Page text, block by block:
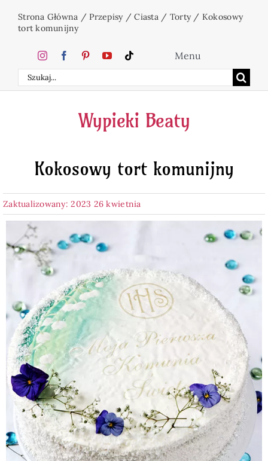
Strona Główna /Przepisy/Ciasta/ Torty/ Kokosowy
tort komunijny
Szukaj
Menu
Home
Ciasta
Desery
Napoje
Pieczywo
Przetwory
Posiłki
Zdrowo i fit
Kuchnie świata
Wypieki Beaty
Kokosowy tort komunijny
Zaktualizowany: 2023 26 kwietnia